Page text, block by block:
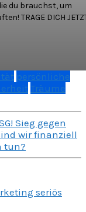
du brauchst, um
TRAGE DICH
persönliche
Träume
Sieg gegen
wir finanziell
tun?